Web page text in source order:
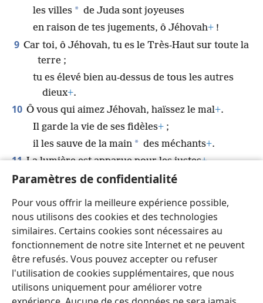
Paramètres de confidentialité
Pour vous offrir la meilleure expérience possible,
nous utilisons des cookies et des technologies
similaires. Certains cookies sont nécessaires au
fonctionnement de notre site Internet et ne peuvent
être refusés. Vous pouvez accepter ou refuser
l'utilisation de cookies supplémentaires, que nous
utilisons uniquement pour améliorer votre
les villes * de Juda sont joyeuses
en raison de tes jugements, ô Jéhovah+ !
9 Car toi, ô Jéhovah, tu es le Très-Haut sur toute la
terre ;
tu es élevé bien au-dessus de tous les autres
dieux+.
10 Ô vous qui aimez Jéhovah, haïssez le mal+.
Il garde la vie de ses fidèles+ ;
il les sauve de la main * des méchants+.
11 La lumière est apparue pour les justes+,
et la joie pour ceux qui ont le cœur droit.
Réjouissez-vous au sujet de Jéhovah, vous les
justes,
et louez son saint nom * .
Français Partager Préférences